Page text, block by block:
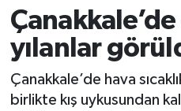
yılanlar
Çanakkale’de hava
birlikte kış uykusundan
Ekonomi
Gündem
Süper Lig Puan
Tüm Manşetler